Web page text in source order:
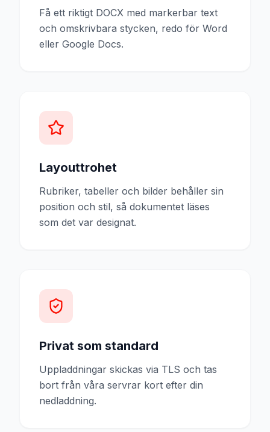
Få ett riktigt DOCX med markerbar text
och omskrivbara stycken, redo för Word
eller Google Docs.
Layouttrohet
Rubriker, tabeller och bilder behåller sin
position och stil, så dokumentet läses
som det var designat.
Privat som standard
Uppladdningar skickas via TLS och tas
bort från våra servrar kort efter din
nedladdning.